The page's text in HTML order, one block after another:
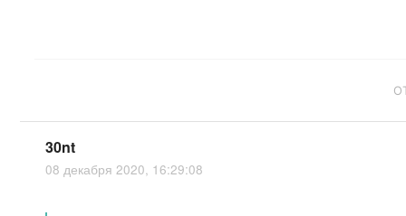
30nt
08 декабря 2020, 16:29:08